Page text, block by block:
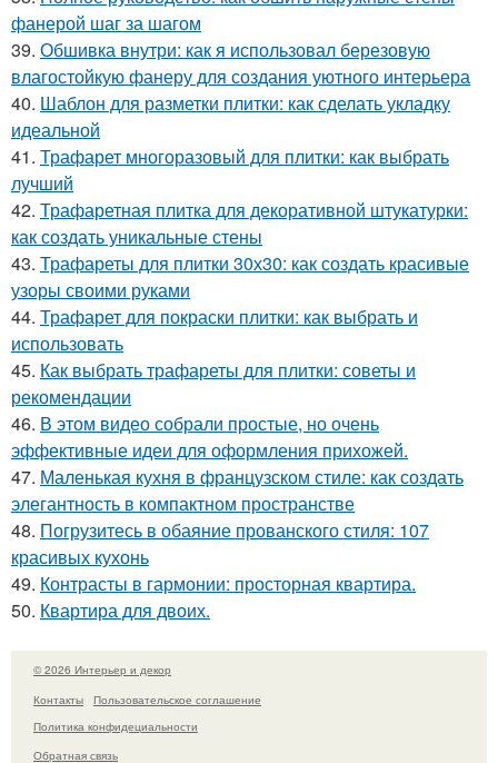
фанерой шаг за шагом
39. Обшивка внутри: как я использовал березовую
влагостойкую фанеру для создания уютного интерьера
40. Шаблон для разметки плитки: как сделать укладку
идеальной
41. Трафарет многоразовый для плитки: как выбрать
лучший
42. Трафаретная плитка для декоративной штукатурки:
как создать уникальные стены
43. Трафареты для плитки 30х30: как создать красивые
узоры своими руками
44. Трафарет для покраски плитки: как выбрать и
использовать
45. Как выбрать трафареты для плитки: советы и
рекомендации
46. В этом видео собрали простые, но очень
эффективные идеи для оформления прихожей.
47. Маленькая кухня в французском стиле: как создать
элегантность в компактном пространстве
48. Погрузитесь в обаяние прованского стиля: 107
красивых кухонь
49. Контрасты в гармонии: просторная квартира.
50. Квартира для двоих.
© 2026 Интерьер и декор
Контакты
Пользовательское соглашение
Политика конфидециальности
Обратная связь